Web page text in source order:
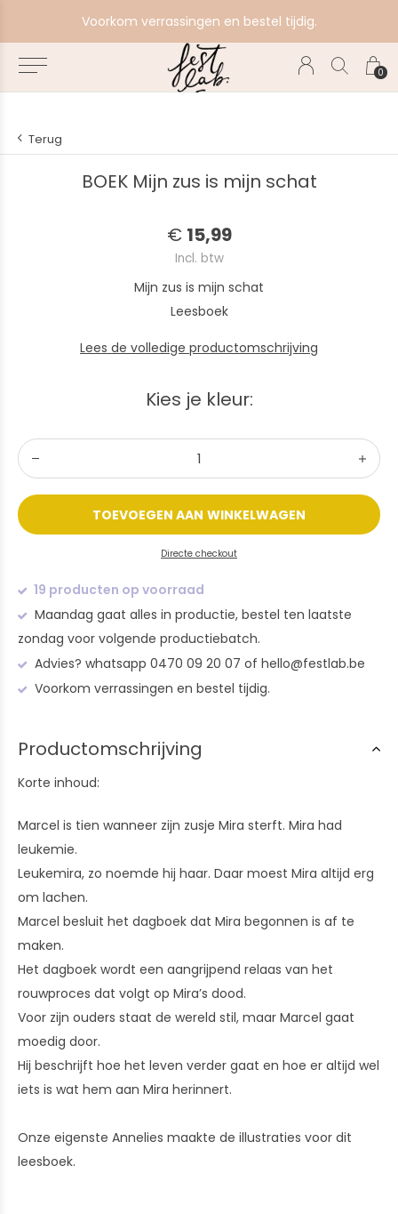
0
Voorkom verrassingen en bestel tijdig.
Terug
BOEK Mijn zus is mijn schat
€ 15,99
Incl. btw
Mijn zus is mijn schat
Leesboek
Lees de volledige productomschrijving
Kies je kleur:
TOEVOEGEN AAN WINKELWAGEN
Directe checkout
19 producten op voorraad
Maandag gaat alles in productie, bestel ten laatste
zondag voor volgende productiebatch.
Advies? whatsapp 0470 09 20 07 of hello@festlab.be
Voorkom verrassingen en bestel tijdig.
Productomschrijving
Korte inhoud:
Marcel is tien wanneer zijn zusje Mira sterft. Mira had
leukemie.
Leukemira, zo noemde hij haar. Daar moest Mira altijd erg
om lachen.
Marcel besluit het dagboek dat Mira begonnen is af te
maken.
Het dagboek wordt een aangrijpend relaas van het
rouwproces dat volgt op Mira’s dood.
Voor zijn ouders staat de wereld stil, maar Marcel gaat
moedig door.
Hij beschrijft hoe het leven verder gaat en hoe er altijd wel
iets is wat hem aan Mira herinnert.
Onze eigenste Annelies maakte de illustraties voor dit
leesboek.